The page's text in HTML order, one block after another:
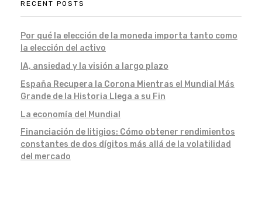
RECENT POSTS
Por qué la elección de la moneda importa tanto como
la elección del activo
IA, ansiedad y la visión a largo plazo
España Recupera la Corona Mientras el Mundial Más
Grande de la Historia Llega a su Fin
La economía del Mundial
Financiación de litigios: Cómo obtener rendimientos
constantes de dos dígitos más allá de la volatilidad
del mercado